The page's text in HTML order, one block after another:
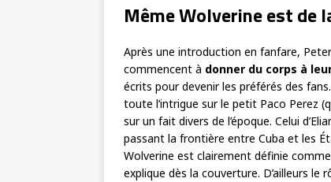
Même Wolverine est de
Après une introduction en fanfare,
commencent à donner du corps à
écrits pour devenir les préférés des
toute l’intrigue sur le petit Paco Perez
sur un fait divers de l’époque. Celui
passant la frontière entre Cuba et les
Wolverine est clairement définie
explique dès la couverture. D’ailleurs le